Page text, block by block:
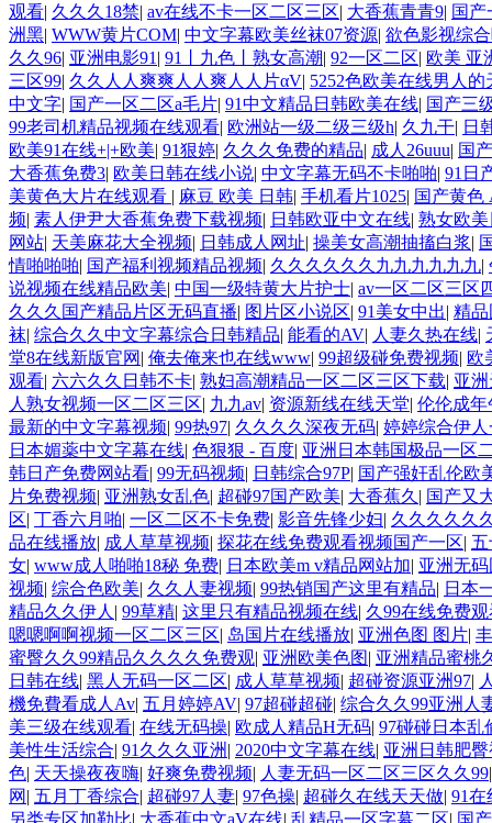
观看| 久久久18禁| av在线不卡一区二区三区| 大香蕉青青9| 国产
洲黑| WWW黄片COM| 中文字幕欧美丝袜07资源| 欲色影视综
久久96| 亚洲电影91 | 91丨九色丨熟女高潮| 92一区二区| 欧美 亚
三区99| 久久人人爽爽人人爽人人片αV| 5252色欧美在线男人的
中文字| 国产一区二区a毛片| 91中文精品日韩欧美在线| 国产三
99老司机精品视频在线观看| 欧洲站一级二级三级h| 久九干| 日
欧美91在线+|+欧美| 91狠婷| 久久久免费的精品| 成人26uuu| 国
大香蕉免费3| 欧美日韩在线小说| 中文字幕无码不卡啪啪| 91日
美黄色大片在线观看 | 麻豆 欧美 日韩| 手机看片1025| 国产黄色
频| 素人伊尹大香蕉免费下载视频| 日韩欧亚中文在线| 熟女欧
网站| 天美麻花大全视频| 日韩成人网址| 操美女高潮抽搐白浆|
情啪啪啪| 国产福利视频精品视频| 久久久久久久九九九九九九|
说视频在线精品欧美| 中国一级特黄大片护士| av一区二区三区
久久久国产精品片区无码直播| 图片区小说区| 91美女中出| 精
袜| 综合久久中文字幕综合日韩精品| 能看的AV| 人妻久热在线|
堂8在线新版官网 | 俺去俺来也在线www| 99超级碰免费视频| 欧
观看| 六六久久日韩不卡| 熟妇高潮精品一区二区三区下载| 亚
人熟女视频一区二区三区| 九九av| 资源新线在线天堂| 伦伦成年
最新的中文字幕视频| 99热97| 久久久久深夜无码| 婷婷综合伊
日本媚薬中文字幕在线| 色狠狠 - 百度| 亚洲日本韩国极品一区
韩日产免费网站看| 99无码视频| 日韩综合97P| 国产强奸乱伦欧
片免费视频| 亚洲熟女乱色| 超碰97国产欧美| 大香蕉久 | 国产又
区| 丁香六月啪| 一区二区不卡免费| 影音先锋少妇| 久久久久久
品在线播放| 成人草草视频| 探花在线免费观看视频国产一区|
女| www成人啪啪18秘 免费| 日本欧美m v精品网站加| 亚洲无
视频| 综合色欧美| 久久人妻视频| 99热销国产这里有精品| 日本
精品久久伊人 | 99草精| 这里只有精品视频在线| 久99在线免费
嗯嗯啊啊视频一区二区三区| 岛国片在线播放| 亚洲色图 图片|
蜜臀久久99精品久久久久免费观| 亚洲欧美色图| 亚洲精品蜜桃
日韩在线| 黑人无码一区二区| 成人草草视频| 超碰资源亚洲97|
機免費看成人Av| 五月婷婷AV| 97超碰超碰| 综合久久99亚洲人
美三级在线观看| 在线无码操| 欧成人精品H无码| 97碰碰日本乱
美性生活综合| 91久久久亚洲 | 2020中文字幕在线| 亚洲日韩肥
色| 天天操夜夜嗨| 好爽免费视频| 人妻无码一区二区三区久久99
网 | 五月丁香综合| 超碰97人妻| 97色操| 超碰久在线天天做| 91在
另类专区加勒比| 大香蕉中文aV在线| 乱精品一区字幕二区| 国